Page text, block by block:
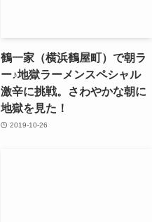
鶴一家（横浜鶴屋町）で朝ラ
ー♪地獄ラーメンスペシャル
激辛に挑戦。さわやかな朝に
地獄を見た！
2019-10-26